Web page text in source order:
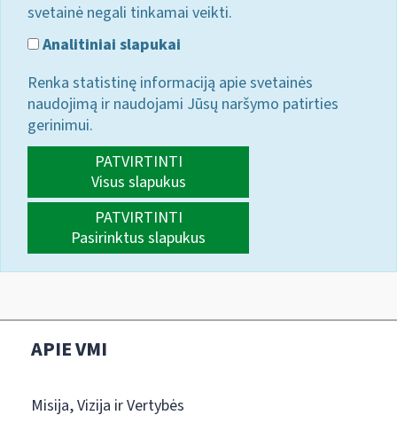
svetainė negali tinkamai veikti.
Analitiniai slapukai
Renka statistinę informaciją apie svetainės
naudojimą ir naudojami Jūsų naršymo patirties
gerinimui.
PATVIRTINTI
Visus slapukus
PATVIRTINTI
Pasirinktus slapukus
APIE VMI
Misija, Vizija ir Vertybės